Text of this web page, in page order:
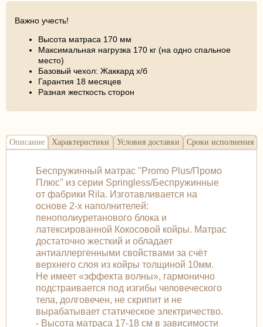
Важно учесть!
Высота матраса 170 мм
Максимальная нагрузка 170 кг (на одно спальное
место)
Базовый чехол: Жаккард х/б
Гарантия 18 месяцев
Разная жесткость сторон
Описание Характеристики Условия доставки Сроки исполнения
Беспружинный матрас "Promo Plus/Промо
Плюс" из серии Springless/Беспружинные
от фабрики Rila. Изготавливается на
основе 2-х наполнителей:
пенополиуретанового блока и
латексированной Кокосовой койры. Матрас
достаточно жесткий и обладает
антиаллергенными свойствами за счёт
верхнего слоя из койры толщиной 10мм.
Не имеет «эффекта волны», гармонично
подстраивается под изгибы человеческого
тела, долговечен, не скрипит и не
вырабатывает статическое электричество.
- Высота матраса 17-18 см в зависимости